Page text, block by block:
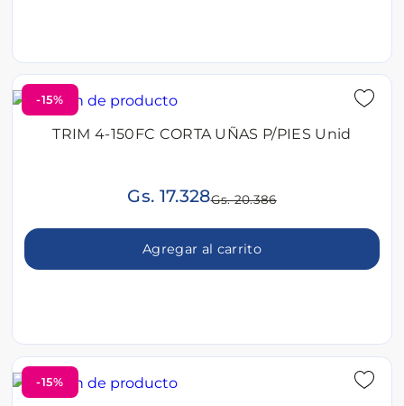
-15%
TRIM 4-150FC CORTA UÑAS P/PIES Unid
Gs. 17.328Gs. 20.386
Agregar al carrito
-15%